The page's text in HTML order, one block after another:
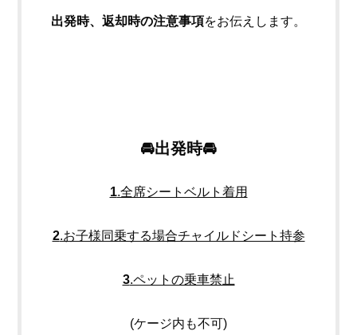
出発時、返却時の注意事項をお伝えします。
🚘出発時🚘
1.全席シートベルト着用
2.お子様同乗する場合チャイルドシート持参
3.ペットの乗車禁止
(ケージ内も不可)